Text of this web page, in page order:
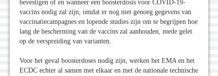
bevestigen of en wanneer een boosterdosis voor COVID-19-
vaccins nodig zal zijn, omdat er nog niet genoeg gegevens van
vaccinatiecampagnes en lopende studies zijn om te begrijpen hoe
lang de bescherming van de vaccins zal aanhouden, mede gelet
op de verspreiding van varianten.
Voor het geval boosterdoses nodig zijn, werken het EMA en het
ECDC echter al samen met elkaar en met de nationale technische